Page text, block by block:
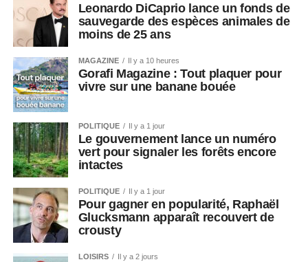
Leonardo DiCaprio lance un fonds de
sauvegarde des espèces animales de
moins de 25 ans
MAGAZINE Il y a 10 heures
Gorafi Magazine : Tout plaquer pour
vivre sur une banane bouée
POLITIQUE Il y a 1 jour
Le gouvernement lance un numéro
vert pour signaler les forêts encore
intactes
POLITIQUE Il y a 1 jour
Pour gagner en popularité, Raphaël
Glucksmann apparaît recouvert de
crousty
LOISIRS Il y a 2 jours